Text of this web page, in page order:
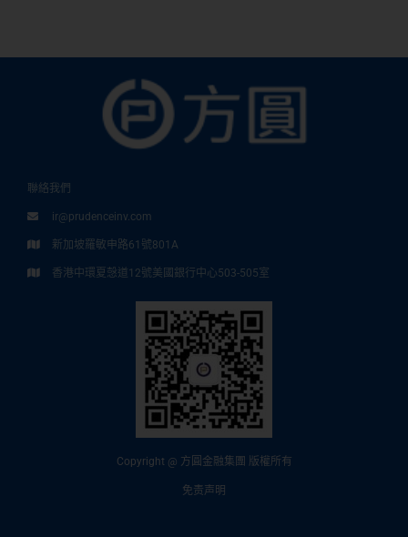
聯絡我們
ir@prudenceinv.com
新加坡羅敏申路61號801A
香港中環夏愨道12號美國銀行中心503-505室
Copyright @ 方圓金融集團 版權所有
免责声明